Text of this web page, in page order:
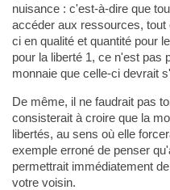
nuisance : c'est-à-dire que
accéder aux ressources,
ci en qualité et quantité pour
pour la liberté 1, ce n'est pas
monnaie que celle-ci devrait
De même, il ne faudrait pas
consisterait à croire que la
libertés, au sens où elle
exemple erroné de penser
permettrait immédiatement
votre voisin.